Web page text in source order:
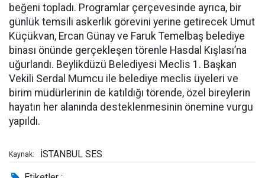
beğeni topladı. Programlar çerçevesinde ayrıca, bir
günlük temsili askerlik görevini yerine getirecek Umut
Küçükvan, Ercan Günay ve Faruk Temelbaş belediye
binası önünde gerçekleşen törenle Hasdal Kışlası’na
uğurlandı. Beylikdüzü Belediyesi Meclis 1. Başkan
Vekili Serdal Mumcu ile belediye meclis üyeleri ve
birim müdürlerinin de katıldığı törende, özel bireylerin
hayatın her alanında desteklenmesinin önemine vurgu
yapıldı.
Kaynak: İSTANBUL SES